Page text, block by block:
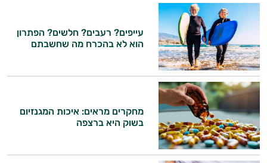
גסטריטיס
דלקות
דלקות פרקים
דרכי השתן
הליקובקטר פילורי
הרגעה
לב וכלי דם
עייפים? רעבים? חלשים? הפתרון
הוא לא בהכרח מה שחשבתם
מחקרים מראים: איכות המגנזיום
בשוק היא ברצפה